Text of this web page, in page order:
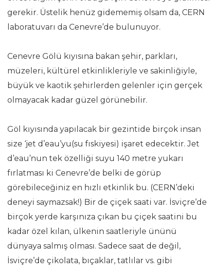
gerekir. Üstelik henüz gidememiş olsam da, CERN
laboratuvarı da Cenevre’de bulunuyor.
Cenevre Gölü kıyısına bakan şehir, parkları,
müzeleri, kültürel etkinlikleriyle ve sakinliğiyle,
büyük ve kaotik şehirlerden gelenler için gerçek
olmayacak kadar güzel görünebilir.
Göl kıyısında yapılacak bir gezintide birçok insan
size ‘jet d’eau’yu(su fıskiyesi) işaret edecektir. Jet
d’eau’nun tek özelliği suyu 140 metre yukarı
fırlatması ki Cenevre’de belki de görüp
görebileceğiniz en hızlı etkinlik bu. (CERN’deki
deneyi saymazsak!) Bir de çiçek saati var. İsviçre’de
birçok yerde karşınıza çıkan bu çiçek saatini bu
kadar özel kılan, ülkenin saatleriyle ününü
dünyaya salmış olması. Sadece saat de değil,
İsviçre’de çikolata, bıçaklar, tatlılar vs. gibi